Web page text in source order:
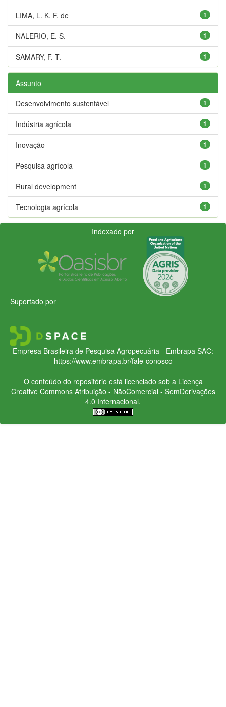
1
LIMA, L. K. F. de
1
NALERIO, E. S.
1
SAMARY, F. T.
Assunto
1
Desenvolvimento sustentável
1
Indústria agrícola
1
Inovação
1
Pesquisa agrícola
1
Rural development
1
Tecnologia agrícola
Indexado por
Suportado por
Empresa Brasileira de Pesquisa Agropecuária - Embrapa SAC:
https://www.embrapa.br/fale-conosco
O conteúdo do repositório está licenciado sob a Licença
Creative CommonsAtribuição - NãoComercial - SemDerivações
4.0 Internacional.